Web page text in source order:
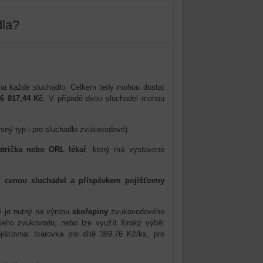
každé sluchadlo. Celkem tedy mohou dostat
6 817,44 Kč. V případě dvou sluchadel mohou
typ i pro sluchadlo zvukovodové).
nebo ORL lékař, který má vystavené
cenou sluchadel a příspěvkem pojišťovny
je nutný na výrobu skořepinyzvukovodového
zvukovodu, nebo lze využít široký výběr
tvarovka pro dítě 389,76 Kč/ks, pro